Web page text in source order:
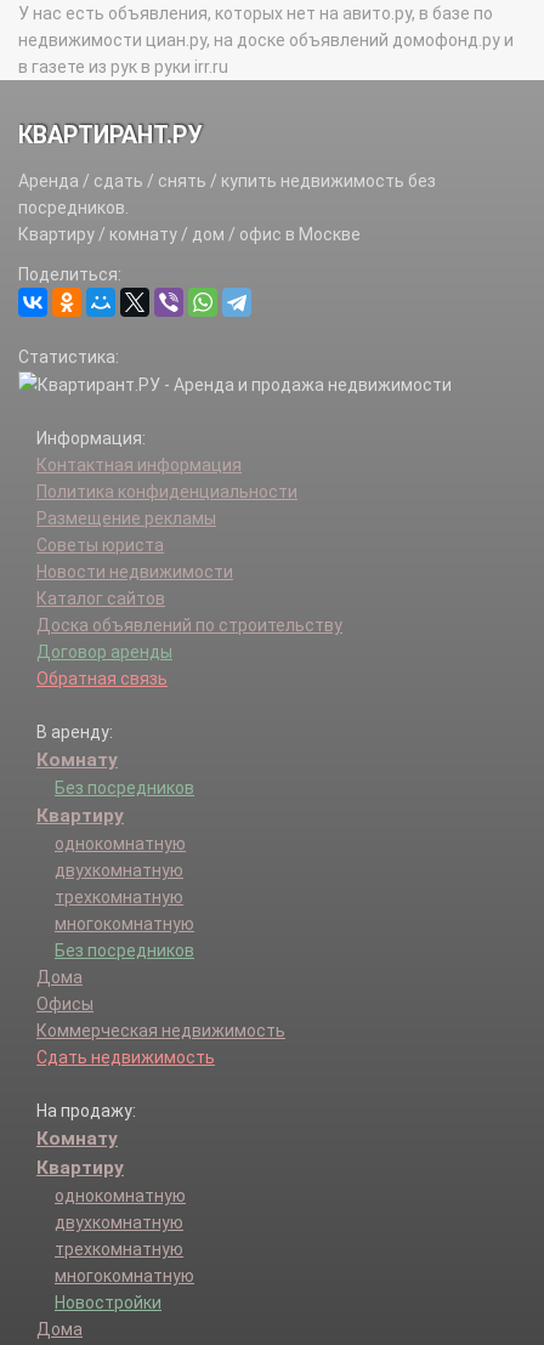
У нас есть объявления, которых нет на авито.ру, в базе по
недвижимости циан.ру, на доске объявлений домофонд.ру и
в газете из рук в руки irr.ru
КВАРТИРАНТ.РУ
Аренда / сдать / снять / купить недвижимость без
посредников.
Квартиру / комнату / дом / офис в Москве
Поделиться:
Статистика:
Информация:
Контактная информация
Политика конфиденциальности
Размещение рекламы
Советы юриста
Новости недвижимости
Каталог сайтов
Доска объявлений по строительству
Договор аренды
Обратная связь
В аренду:
Комнату
Без посредников
Квартиру
однокомнатную
двухкомнатную
трехкомнатную
многокомнатную
Без посредников
Дома
Офисы
Коммерческая недвижимость
Сдать недвижимость
На продажу:
Комнату
Квартиру
однокомнатную
двухкомнатную
трехкомнатную
многокомнатную
Новостройки
Дома